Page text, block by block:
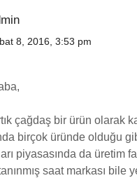
8, 2016, 3:53 pm
çağdaş bir ürün olarak
birçok üründe olduğu
piyasasında da üretim
saat markası bile